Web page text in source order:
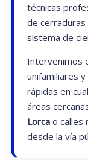
técnicas
de cerraduras
sistema de
Intervenimos
unifamiliares
rápidas en
áreas
Lorcao calles
desde la vía